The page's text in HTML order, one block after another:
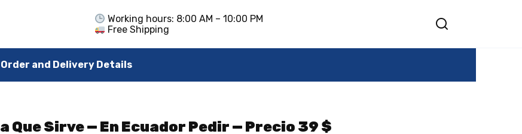
Working hours: 8:00 AM – 10:00 PM
Free Shipping
Order and Delivery Details
Que Sirve — En Ecuador Pedir — Precio 39 $